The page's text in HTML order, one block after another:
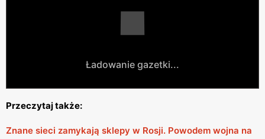
Ładowanie gazetki...
Przeczytaj także:
Znane sieci zamykają sklepy w Rosji. Powodem wojna na